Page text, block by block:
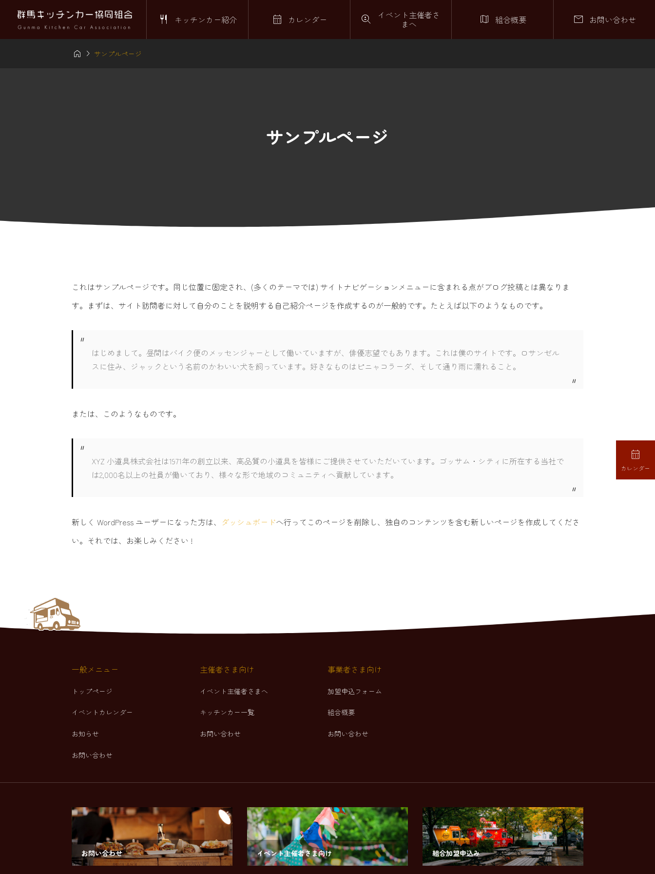
 キッチンカー紹介  カレンダー  イベント主催者さ
まへ  組合概要  お問い合わせ
  サンプルページ
サンプルページ
これはサンプルページです。同じ位置に固定され、(多くのテーマでは) サイトナビゲーションメニューに含まれる点がブログ投稿とは異なりま
す。まずは、サイト訪問者に対して自分のことを説明する自己紹介ページを作成するのが一般的です。たとえば以下のようなものです。
はじめまして。昼間はバイク便のメッセンジャーとして働いていますが、俳優志望でもあります。これは僕のサイトです。ロサンゼル
スに住み、ジャックという名前のかわいい犬を飼っています。好きなものはピニャコラーダ、そして通り雨に濡れること。
または、このようなものです。
XYZ 小道具株式会社は1971年の創立以来、高品質の小道具を皆様にご提供させていただいています。ゴッサム・シティに所在する当社で
は2,000名以上の社員が働いており、様々な形で地域のコミュニティへ貢献しています。
新しく WordPress ユーザーになった方は、 ダッシュボードへ行ってこのページを削除し、独自のコンテンツを含む新しいページを作成してくださ
い。それでは、お楽しみください !
一般メニュー
トップページ
イベントカレンダー
お知らせ
お問い合わせ
主催者さま向け
イベント主催者さまへ
キッチンカー一覧
お問い合わせ
事業者さま向け
加盟申込フォーム
組合概要
お問い合わせ
お問い合わせ イベント主催者さま向け 組合加盟申込み

カレンダー